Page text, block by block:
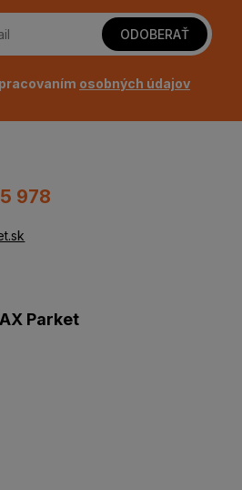
ODOBERAŤ
osobných údajov
978
Parket